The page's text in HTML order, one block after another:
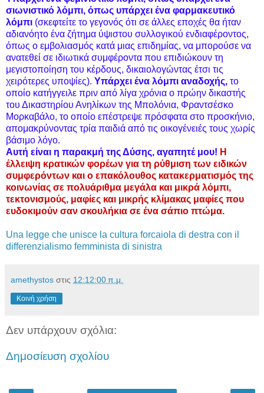
σιωνιστικό λόμπι, όπως υπάρχει ένα φαρμακευτικό
λόμπι (σκεφτείτε το γεγονός ότι σε άλλες εποχές θα ήταν
αδιανόητο ένα ζήτημα ύψιστου συλλογικού ενδιαφέροντος,
όπως ο εμβολιασμός κατά μιας επιδημίας, να μπορούσε να
ανατεθεί σε ιδιωτικά συμφέροντα που επιδιώκουν τη
μεγιστοποίηση του κέρδους, δικαιολογώντας έτσι τις
χειρότερες υποψίες). Υπάρχει ένα λόμπι αναδοχής, το
οποίο κατήγγειλε πριν από λίγα χρόνια ο πρώην δικαστής
του Δικαστηρίου Ανηλίκων της Μπολόνια, Φραντσέσκο
Μορκαβάλο, το οποίο επέστρεψε πρόσφατα στο προσκήνιο,
απομακρύνοντας τρία παιδιά από τις οικογένειές τους χωρίς
βάσιμο λόγο.
Αυτή είναι η παρακμή της Δύσης, αγαπητέ μου! Η
έλλειψη κρατικών φορέων για τη ρύθμιση των ειδικών
συμφερόντων και ο επακόλουθος κατακερματισμός της
κοινωνίας σε πολυάριθμα μεγάλα και μικρά λόμπι,
τεκτονισμούς, μαφίες και μικρής κλίμακας μαφίες που
ευδοκιμούν σαν σκουλήκια σε ένα σάπιο πτώμα.
Una legge che unisce la cultura forcaiola di destra con il
differenzialismo femminista di sinistra
amethystos στις 12:12:00 π.μ.
Κοινή χρήση
Δεν υπάρχουν σχόλια:
Δημοσίευση σχολίου